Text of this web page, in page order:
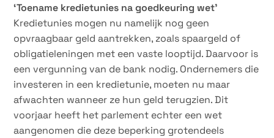
‘Toename kredietunies na goedkeuring wet’
Kredietunies mogen nu namelijk nog geen
opvraagbaar geld aantrekken, zoals spaargeld of
obligatieleningen met een vaste looptijd. Daarvoor is
een vergunning van de bank nodig. Ondernemers die
investeren in een kredietunie, moeten nu maar
afwachten wanneer ze hun geld terugzien. Dit
voorjaar heeft het parlement echter een wet
aangenomen die deze beperking grotendeels